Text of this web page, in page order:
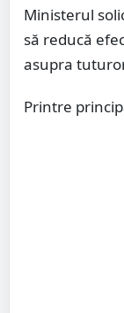
Ministerul
să reducă
asupra
Printre